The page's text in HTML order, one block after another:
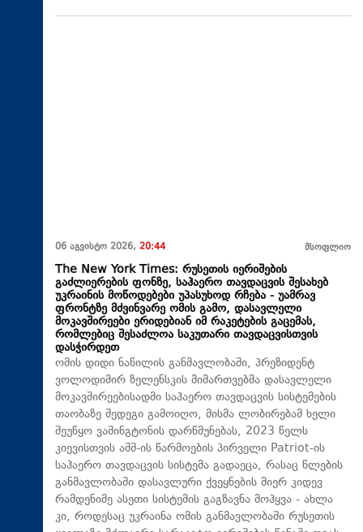
06 აგვისტო 2026, 20:44 მსოფლიო
The New York Times: რუსეთის იერიშების
გაძლიერების ფონზე, საჰაერო თავდაცვის შესახებ
უკრაინის მოწოდებები უპასუხოდ რჩება - უამრავ
ფრონტზე მძვინვარე ომის გამო, დასავლელი
მოკავშირეები ერიდებიან იმ რაკეტების გაცემას,
რომლებიც შესაძლოა საკუთარი თავდაცვისთვის
დასჭირდეთ
ომის დიდი ნაწილის განმავლობაში, პრეზიდენტ
ვოლოდიმირ ზელენსკის მიმართვებმა დასავლელი
მოკავშირეებისადმი საჰაერო თავდაცვის სისტემების
თაობაზე შედეგი გამოიღო, მისმა ლობირებამ ხელი
შეუწყო ვაშინგტონის დარწმუნებას, 2023 წელს
კიევისთვის აშშ-ის წარმოების პირველი Patriot-ის
საჰაერო თავდაცვის სისტემა გადაეცა, რასაც წლების
განმავლობაში დასავლური ქვეყნების მიერ კიდევ
რამდენიმე ასეთი სისტემის გაგზავნა მოჰყვა - ახლა
კი, როდესაც უკრაინა ომის განმავლობაში რუსეთის